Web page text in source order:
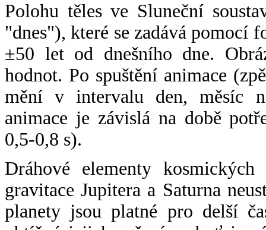
Polohu těles ve Sluneční
"dnes"), které se zadává pomocí
±50 let od dnešního dne.
hodnot. Po spuštění animace
mění v intervalu den, měsíc
animace je závislá na době
0,5-0,8 s).
Dráhové elementy
gravitace Jupitera a Saturna
planety jsou platné pro delší